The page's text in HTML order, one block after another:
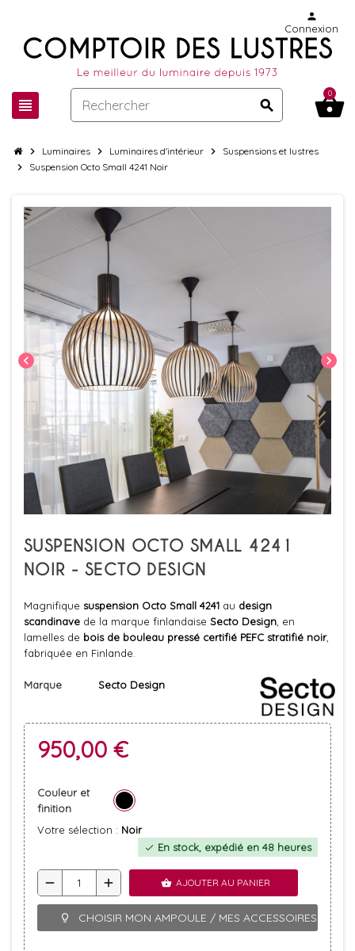
view_headline search
person
Connexion
shopping_basket
0
chevron_right Luminaires chevron_right Luminaires d'intérieur chevron_right Suspensions et lustres
chevron_right Suspension Octo Small 4241 Noir
chevron_left chevron_right
SUSPENSION OCTO SMALL 4241
NOIR - SECTO DESIGN
Magnifique suspension Octo Small 4241 au design
scandinave de la marque finlandaise Secto Design , en
lamelles de bois de bouleau pressé certifié PEFC stratifié noir,
fabriquée en Finlande.
Marque Secto Design
950,00 €
Couleur et
finition
Votre sélection : Noir
check En stock, expédié en 48 heures
remove add shopping_basket AJOUTER AU PANIER
lightbulb_outline CHOISIR MON AMPOULE / MES ACCESSOIRES